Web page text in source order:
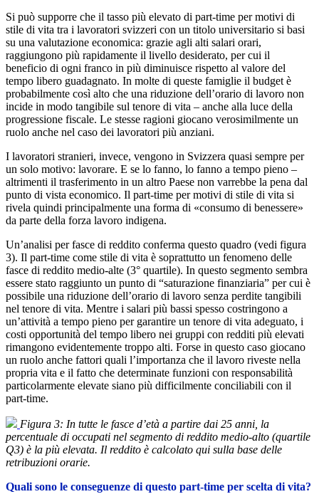
Si può supporre che il tasso più elevato di part-time per motivi di
stile di vita tra i lavoratori svizzeri con un titolo universitario si basi
su una valutazione economica: grazie agli alti salari orari,
raggiungono più rapidamente il livello desiderato, per cui il
beneficio di ogni franco in più diminuisce rispetto al valore del
tempo libero guadagnato. In molte di queste famiglie il budget è
probabilmente così alto che una riduzione dell’orario di lavoro non
incide in modo tangibile sul tenore di vita – anche alla luce della
progressione fiscale. Le stesse ragioni giocano verosimilmente un
ruolo anche nel caso dei lavoratori più anziani.
I lavoratori stranieri, invece, vengono in Svizzera quasi sempre per
un solo motivo: lavorare. E se lo fanno, lo fanno a tempo pieno –
altrimenti il trasferimento in un altro Paese non varrebbe la pena dal
punto di vista economico. Il part-time per motivi di stile di vita si
rivela quindi principalmente una forma di «consumo di benessere»
da parte della forza lavoro indigena.
Un’analisi per fasce di reddito conferma questo quadro (vedi figura
3). Il part-time come stile di vita è soprattutto un fenomeno delle
fasce di reddito medio-alte (3° quartile). In questo segmento sembra
essere stato raggiunto un punto di “saturazione finanziaria” per cui è
possibile una riduzione dell’orario di lavoro senza perdite tangibili
nel tenore di vita. Mentre i salari più bassi spesso costringono a
un’attività a tempo pieno per garantire un tenore di vita adeguato, i
costi opportunità del tempo libero nei gruppi con redditi più elevati
rimangono evidentemente troppo alti. Forse in questo caso giocano
un ruolo anche fattori quali l’importanza che il lavoro riveste nella
propria vita e il fatto che determinate funzioni con responsabilità
particolarmente elevate siano più difficilmente conciliabili con il
part-time.
Figura 3: In tutte le fasce d’età a partire dai 25 anni, la
percentuale di occupati nel segmento di reddito medio-alto (quartile
Q3) è la più elevata. Il reddito è calcolato qui sulla base delle
retribuzioni orarie.
Quali sono le conseguenze di questo part-time per scelta di vita?